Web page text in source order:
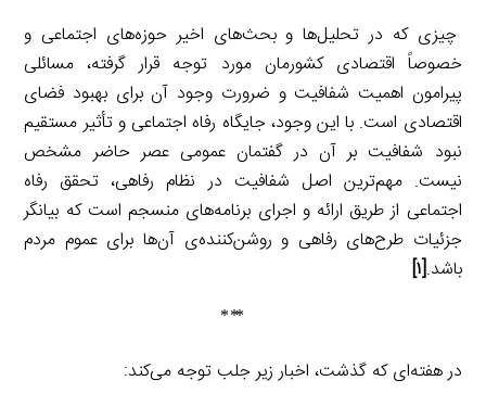
چیزی که در تحلیل‌ها و بحث‌های اخیر حوزه‌های اجتماعی و
خصوصاً اقتصادی کشورمان مورد توجه قرار گرفته، مسائلی
پیرامون اهمیت شفافیت و ضرورت وجود آن برای بهبود فضای
اقتصادی است. با این وجود، جایگاه رفاه اجتماعی و تأثیر مستقیم
نبود شفافیت بر آن در گفتمان عمومی عصر حاضر مشخص
نیست. مهم‌ترین اصل شفافیت در نظام رفاهی، تحقق رفاه
اجتماعی از طریق ارائه و اجرای برنامه‌های منسجم است که بیانگر
جزئیات طرح‌های رفاهی و روشن‌کننده‌ی آن‌ها برای عموم مردم
باشد.[۱]
⃰ ⃰ ⃰
در هفته‌ای که گذشت، اخبار زیر جلب توجه می‌کند: